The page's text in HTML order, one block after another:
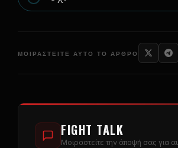
ΜΟΙΡΑΣΤΕΊΤΕ ΑΥΤΌ ΤΟ ΆΡΘΡΟ
FIGHT TALK
Μοιραστείτε την άποψή σας για